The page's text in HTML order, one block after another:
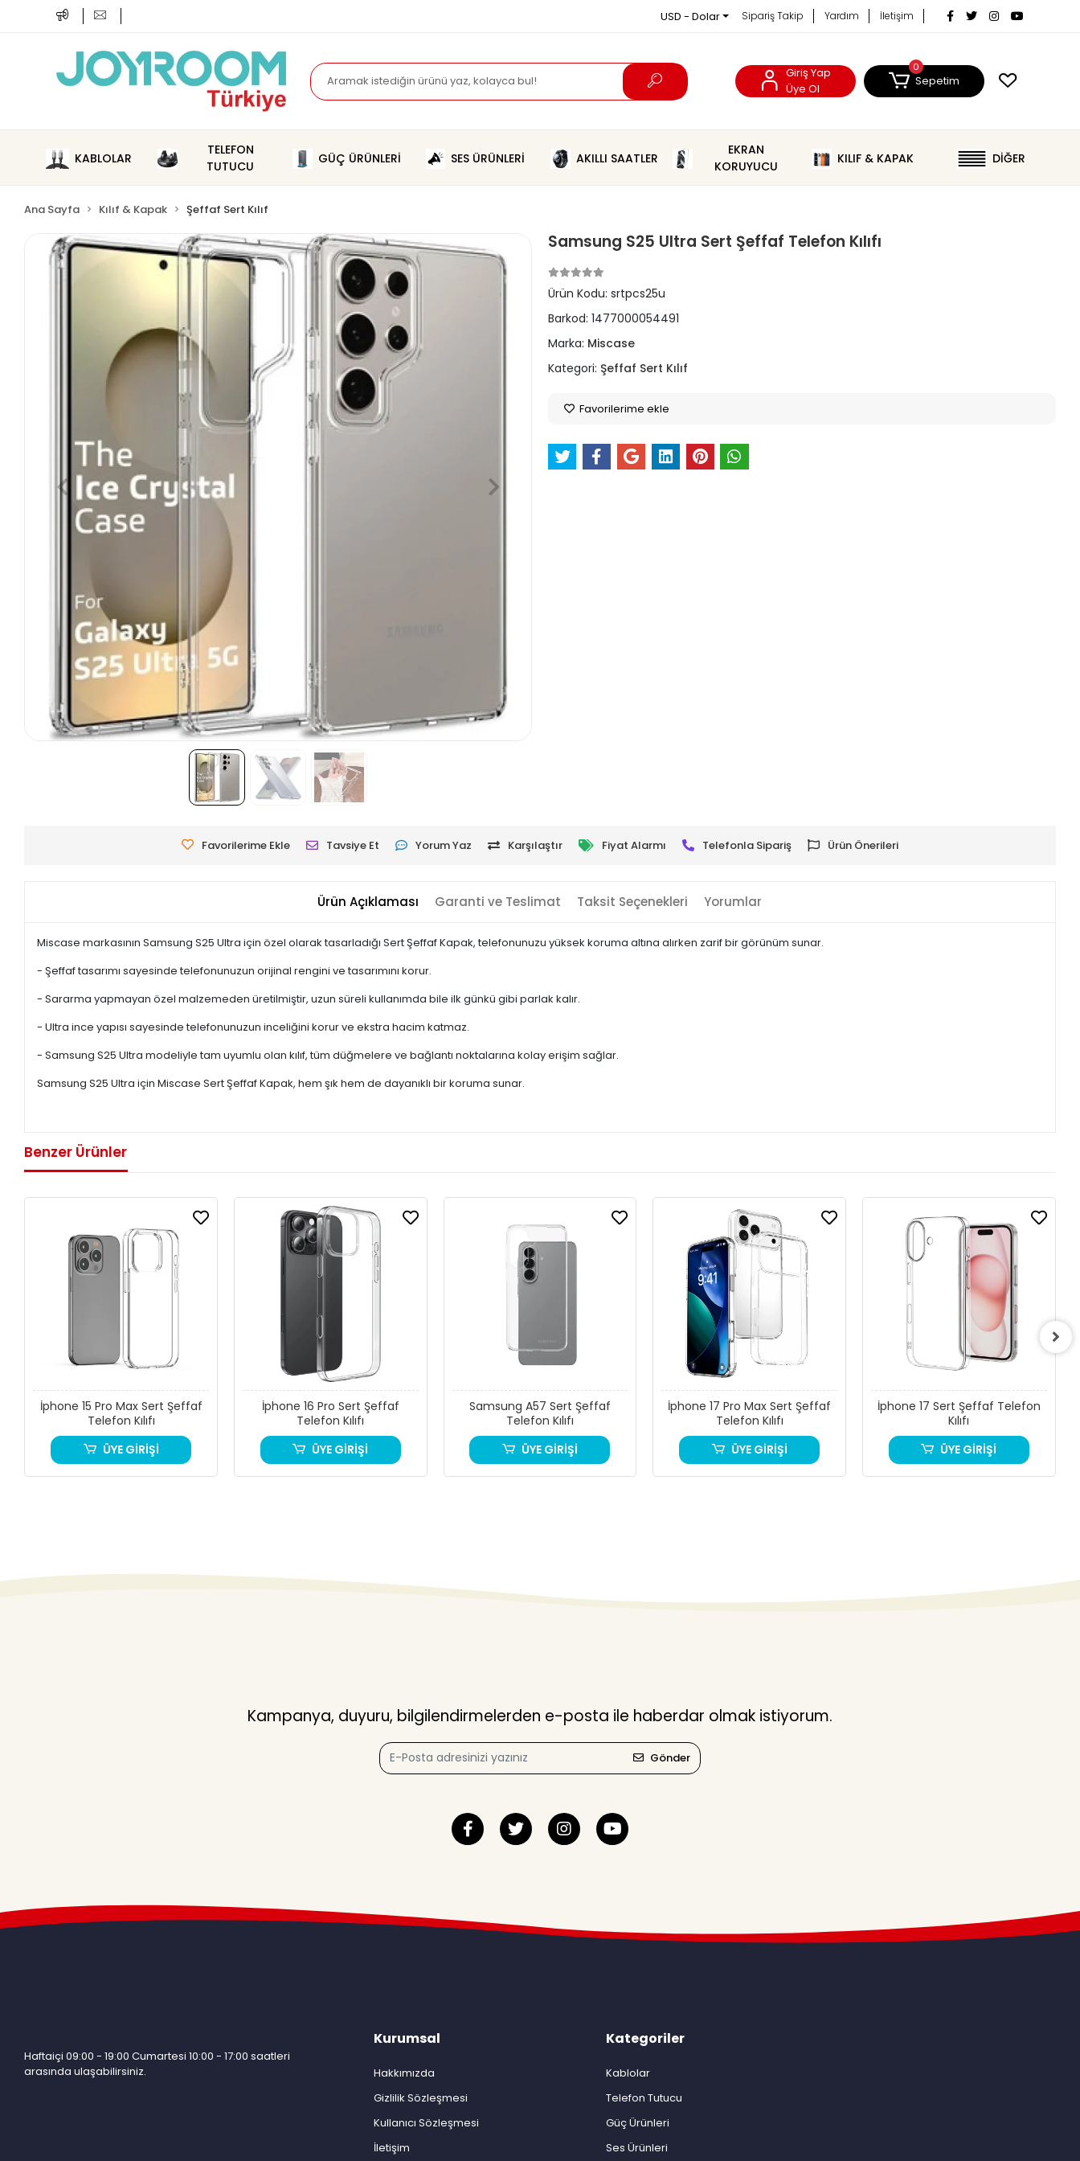
USD - Dolar Sipariş Takip Yardım İletişim
Giriş Yap
Üye Ol
0
Sepetim
KABLOLAR
TELEFON
TUTUCU
GÜÇ ÜRÜNLERİ SES ÜRÜNLERİ AKILLI SAATLER
EKRAN
KORUYUCU
KILIF & KAPAK DİĞER
Ana Sayfa Kılıf & Kapak Şeffaf Sert Kılıf
Samsung S25 Ultra Sert Şeffaf Telefon Kılıfı
Ürün Kodu: srtpcs25u
Barkod: 1477000054491
Marka: Miscase
Kategori: Şeffaf Sert Kılıf
Favorilerime ekle
Favorilerime Ekle Tavsiye Et Yorum Yaz Karşılaştır Fiyat Alarmı Telefonla Sipariş Ürün Önerileri
Ürün Açıklaması Garanti ve Teslimat Taksit Seçenekleri Yorumlar
Miscase markasının Samsung S25 Ultra için özel olarak tasarladığı Sert Şeffaf Kapak, telefonunuzu yüksek koruma altına alırken zarif bir görünüm sunar.
- Şeffaf tasarımı sayesinde telefonunuzun orijinal rengini ve tasarımını korur.
- Sararma yapmayan özel malzemeden üretilmiştir, uzun süreli kullanımda bile ilk günkü gibi parlak kalır.
- Ultra ince yapısı sayesinde telefonunuzun inceliğini korur ve ekstra hacim katmaz.
- Samsung S25 Ultra modeliyle tam uyumlu olan kılıf, tüm düğmelere ve bağlantı noktalarına kolay erişim sağlar.
Samsung S25 Ultra için Miscase Sert Şeffaf Kapak, hem şık hem de dayanıklı bir koruma sunar.
Benzer Ürünler
İphone 15 Pro Max Sert Şeffaf
Telefon Kılıfı
ÜYE GİRİŞİ
İphone 16 Pro Sert Şeffaf
Telefon Kılıfı
ÜYE GİRİŞİ
Samsung A57 Sert Şeffaf
Telefon Kılıfı
ÜYE GİRİŞİ
İphone 17 Pro Max Sert Şeffaf
Telefon Kılıfı
ÜYE GİRİŞİ
İphone 17 Sert Şeffaf Telefon
Kılıfı
ÜYE GİRİŞİ
Kampanya, duyuru, bilgilendirmelerden e-posta ile haberdar olmak istiyorum.
Gönder
Haftaiçi 09:00 - 19:00 Cumartesi 10:00 - 17:00 saatleri
arasında ulaşabilirsiniz.
Kurumsal
Hakkımızda
Gizlilik Sözleşmesi
Kullanıcı Sözleşmesi
İletişim
Kategoriler
Kablolar
Telefon Tutucu
Güç Ürünleri
Ses Ürünleri